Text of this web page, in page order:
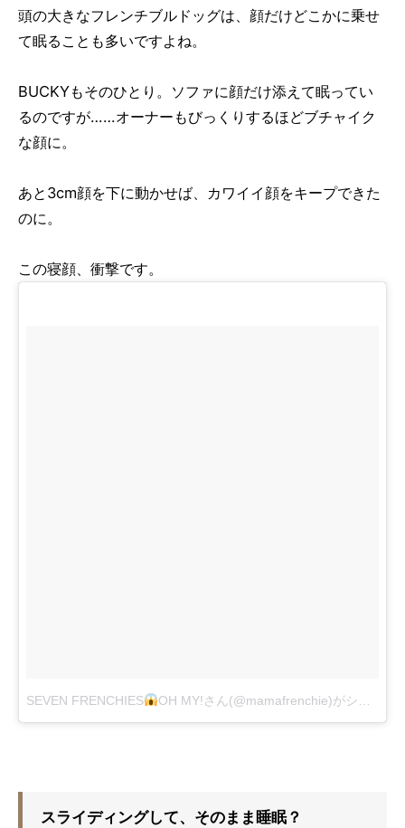
頭の大きなフレンチブルドッグは、顔だけどこかに乗せ
て眠ることも多いですよね。
BUCKYもそのひとり。ソファに顔だけ添えて眠ってい
るのですが……オーナーもびっくりするほどブチャイク
な顔に。
あと3cm顔を下に動かせば、カワイイ顔をキープできた
のに。
この寝顔、衝撃です。
SEVEN FRENCHIES OH MY!さん(@mamafrenchie)がシェアした投稿
スライディングして、そのまま睡眠？